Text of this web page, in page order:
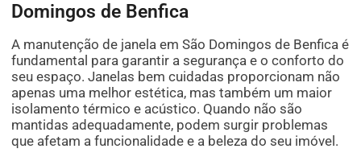
Domingos de Benfica
A manutenção de janela em São Domingos de Benfica é
fundamental para garantir a segurança e o conforto do
seu espaço. Janelas bem cuidadas proporcionam não
apenas uma melhor estética, mas também um maior
isolamento térmico e acústico. Quando não são
mantidas adequadamente, podem surgir problemas
que afetam a funcionalidade e a beleza do seu imóvel.